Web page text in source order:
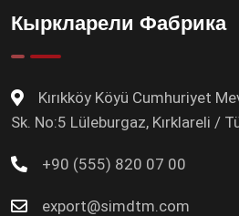
Кыркларели Фабрика
Kırıkköy Köyü Cumhuriyet
Sk. No:5 Lüleburgaz, Kırklareli /
+90 (555) 820 07 00
export@simdtm.com